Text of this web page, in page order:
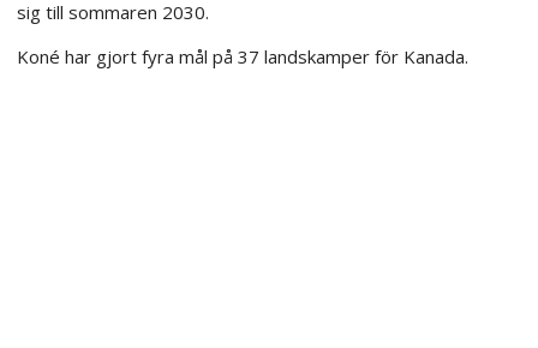
sig till sommaren 2030.
Koné har gjort fyra mål på 37 landskamper för Kanada.